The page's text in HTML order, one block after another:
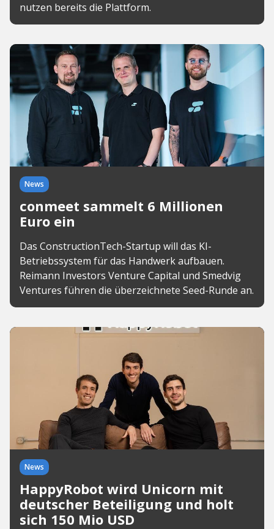
nutzen bereits die Plattform.
News
conmeet sammelt 6 Millionen
Euro ein
Das ConstructionTech-Startup will das KI-
Betriebssystem für das Handwerk aufbauen.
Reimann Investors Venture Capital und Smedvig
Ventures führen die überzeichnete Seed-Runde an.
News
HappyRobot wird Unicorn mit
deutscher Beteiligung und holt
sich 150 Mio USD